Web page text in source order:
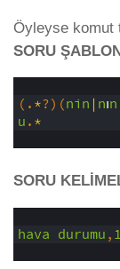
Öyleyse komut
SORU
( .*?) (nin | nın
u.*
SORU
hava durumu,